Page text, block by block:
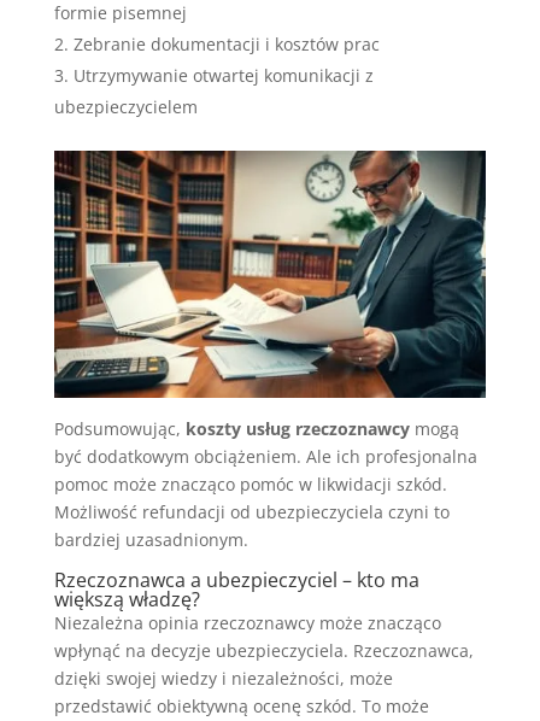
formie pisemnej
Zebranie dokumentacji i kosztów prac
Utrzymywanie otwartej komunikacji z
ubezpieczycielem
Podsumowując, koszty usług rzeczoznawcymogą
być dodatkowym obciążeniem. Ale ich profesjonalna
pomoc może znacząco pomóc w likwidacji szkód.
Możliwość refundacji od ubezpieczyciela czyni to
bardziej uzasadnionym.
Rzeczoznawca a ubezpieczyciel – kto ma
większą władzę?
Niezależna opinia rzeczoznawcy może znacząco
wpłynąć na decyzje ubezpieczyciela. Rzeczoznawca,
dzięki swojej wiedzy i niezależności, może
przedstawić obiektywną ocenę szkód. To może